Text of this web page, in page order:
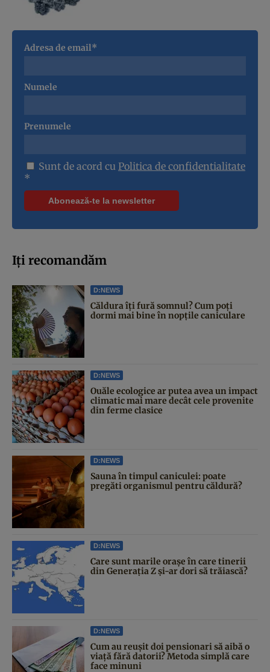
Adresa de email*
Numele
Prenumele
Sunt de acord cu Politica de confidentialitate
*
Iți recomandăm
D:NEWS
Căldura îți fură somnul? Cum poți
dormi mai bine în nopțile caniculare
D:NEWS
Ouăle ecologice ar putea avea un impact
climatic mai mare decât cele provenite
din ferme clasice
D:NEWS
Sauna în timpul caniculei: poate
pregăti organismul pentru căldură?
D:NEWS
Care sunt marile orașe în care tinerii
din Generația Z și-ar dori să trăiască?
D:NEWS
Cum au reușit doi pensionari să aibă o
viață fără datorii? Metoda simplă care
face minuni